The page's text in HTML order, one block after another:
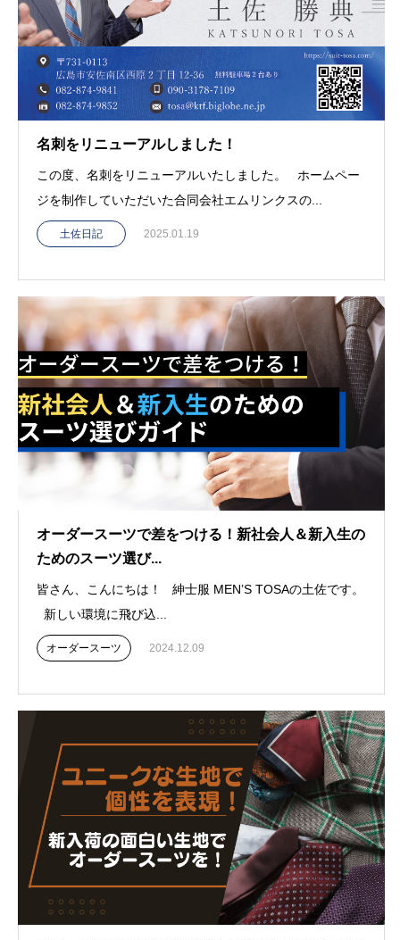
名刺をリニューアルしました！
この度、名刺をリニューアルいたしました。 ホームペー
ジを制作していただいた合同会社エムリンクスの...
土佐日記 2025.01.19
オーダースーツで差をつける！新社会人＆新入生の
ためのスーツ選び...
皆さん、こんにちは！ 紳士服 MEN’S TOSAの土佐です。
新しい環境に飛び込...
オーダースーツ 2024.12.09